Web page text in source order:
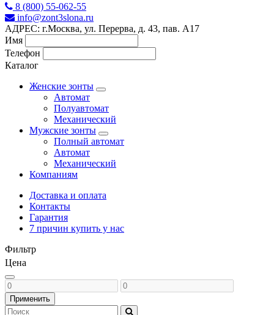
8 (800) 55-062-55
info@zont3slona.ru
АДРЕС: г.Москва, ул. Перерва, д. 43, пав. А17
Имя
Телефон
Каталог
Женские зонты
Автомат
Полуавтомат
Механический
Мужские зонты
Полный автомат
Автомат
Механический
Компаниям
Доставка и оплата
Контакты
Гарантия
7 причин купить у нас
Фильтр
Цена
Применить